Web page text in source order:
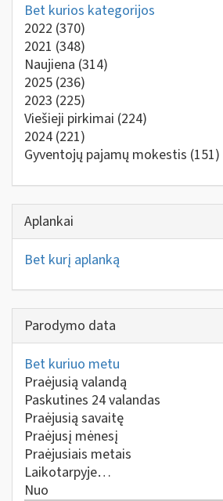
Bet kurios kategorijos
2022 (370)
2021 (348)
Naujiena (314)
2025 (236)
2023 (225)
Viešieji pirkimai (224)
2024 (221)
Gyventojų pajamų mokestis (151)
Aplankai
Bet kurį aplanką
Parodymo data
Bet kuriuo metu
Praėjusią valandą
Paskutines 24 valandas
Praėjusią savaitę
Praėjusį mėnesį
Praėjusiais metais
Laikotarpyje…
Nuo